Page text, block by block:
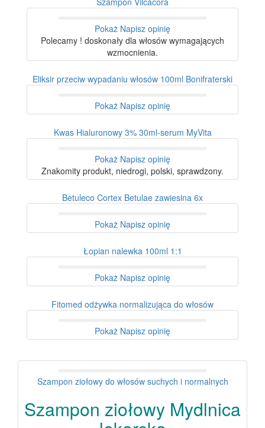
Pokaż Napisz opinię
Polecamy ! doskonały dla włosów wymagających
wzmocnienia.
Eliksir przeciw wypadaniu włosów 100ml Bonifraterski
Pokaż Napisz opinię
Kwas Hialuronowy 3% 30ml-serum MyVita
Pokaż Napisz opinię
Znakomity produkt, niedrogi, polski, sprawdzony.
Betuleco Cortex Betulae zawiesina 6x
Pokaż Napisz opinię
Łopian nalewka 100ml 1:1
Pokaż Napisz opinię
Fitomed odżywka normalizująca do włosów
Pokaż Napisz opinię
Szampon ziołowy do włosów suchych i normalnych
Szampon ziołowy Mydlnica